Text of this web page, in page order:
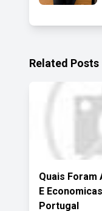
Related Posts
Quais Foram
E
Portugal